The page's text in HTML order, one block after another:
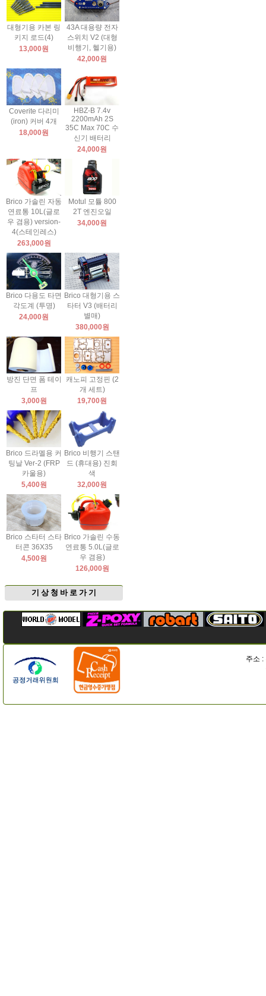
대형기용 카본 링
키지 로드(4)
13,000원
43A 대용량 전자
스위치 V2 (대형
비행기, 헬기용)
42,000원
Coverite 다리미
(iron) 커버 4개
18,000원
HBZ-B 7.4v
2200mAh 2S
35C Max 70C 수
신기 배터리
24,000원
Brico 가솔린 자동
연료통 10L(글로
우 겸용) version-
4(스테인레스)
263,000원
Motul 모튤 800
2T 엔진오일
34,000원
Brico 다용도 타면
각도계 (투명)
24,000원
Brico 대형기용 스
타터 V3 (배터리
별매)
380,000원
방진 단면 폼 테이
프
3,000원
캐노피 고정핀 (2
개 세트)
19,700원
Brico 드라멜용 커
팅날 Ver-2 (FRP
카울용)
5,400원
Brico 비행기 스탠
드 (휴대용) 진회
색
32,000원
Brico 스타터 스타
터콘 36X35
4,500원
Brico 가솔린 수동
연료통 5.0L(글로
우 겸용)
126,000원
기 상 청 바 로 가 기
주소